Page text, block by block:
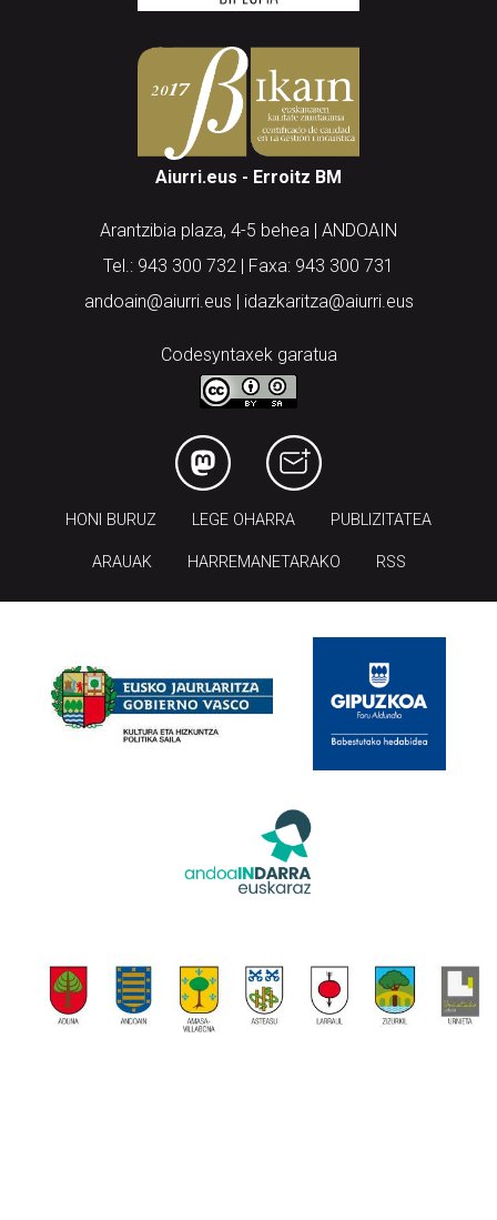
Aiurri.eus - Erroitz BM
Arantzibia plaza, 4-5 behea | ANDOAIN
Tel.: 943 300 732 | Faxa: 943 300 731
andoain@aiurri.eus | idazkaritza@aiurri.eus
Codesyntaxek garatua
LEGE OHARRA
ARAUAK HARREMANETARAKO RSS